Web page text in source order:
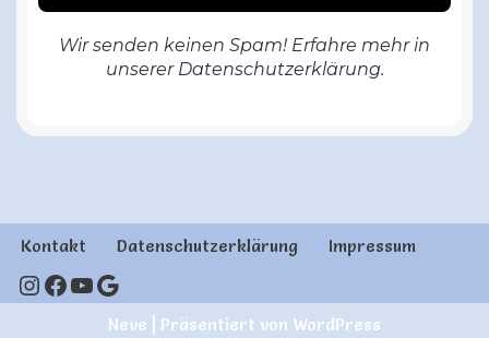
Wir senden keinen Spam! Erfahre mehr in
unserer Datenschutzerklärung.
Kontakt Datenschutzerklärung Impressum
Neve | Präsentiert von WordPress